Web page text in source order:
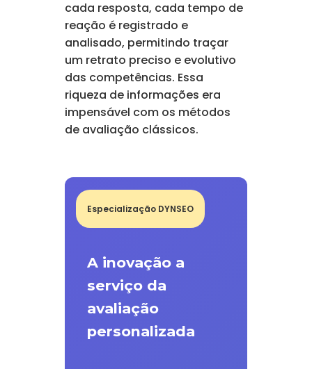
cada resposta, cada tempo de
reação é registrado e
analisado, permitindo traçar
um retrato preciso e evolutivo
das competências. Essa
riqueza de informações era
impensável com os métodos
de avaliação clássicos.
Especialização DYNSEO
A inovação a
serviço da
avaliação
personalizada